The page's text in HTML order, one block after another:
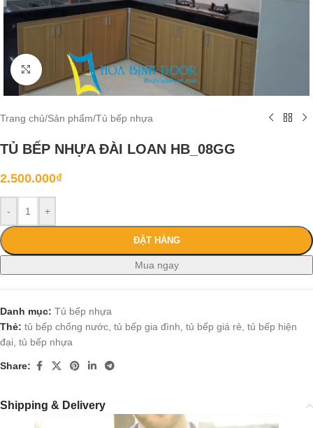
Click to enlarge
Trang chủ/Sản phẩm/Tủ bếp nhựa
TỦ BẾP NHỰA ĐÀI LOAN HB_08GG
2.500.000₫
- +
ĐẶT HÀNG
Mua ngay
Danh mục: Tủ bếp nhựa
Thẻ: tủ bếp chống nước tủ bếp gia đình tủ bếp giá rẻ tủ bếp hiện
đại tủ bếp nhựa
Share:
Shipping & Delivery